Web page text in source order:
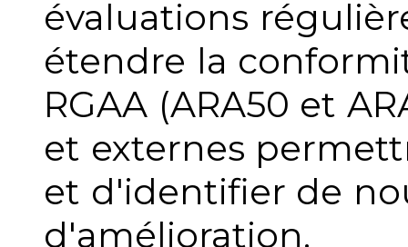
évaluations
étendre la
RGAA (ARA50 et
et externes
et d'identifier de
d'amélioration.